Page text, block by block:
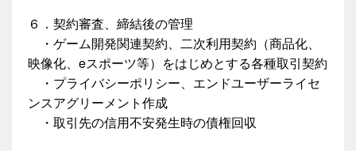
６．契約審査、締結後の管理
・ゲーム開発関連契約、二次利用契約（商品化、
映像化、eスポーツ等）をはじめとする各種取引契約
・プライバシーポリシー、エンドユーザーライセ
ンスアグリーメント作成
・取引先の信用不安発生時の債権回収